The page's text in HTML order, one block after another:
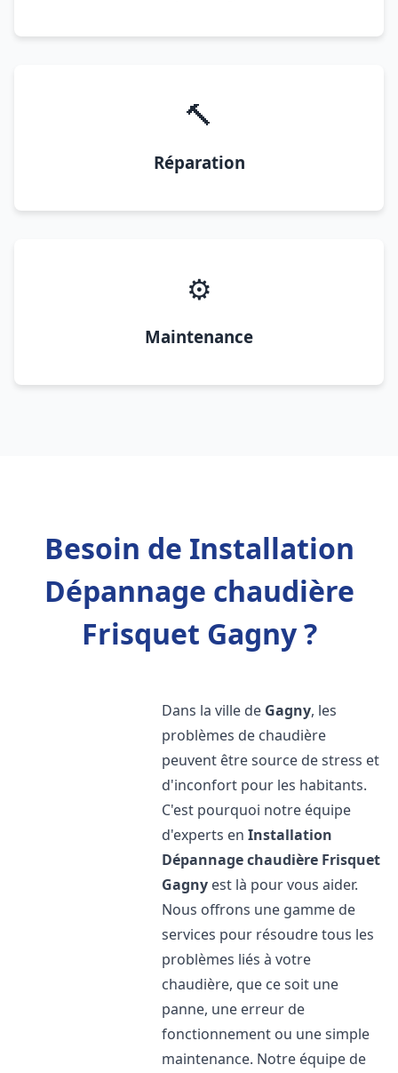
🔨
Réparation
⚙️
Maintenance
Besoin de Installation
Dépannage chaudière
Frisquet Gagny ?
Dans la ville de Gagny, les
problèmes de chaudière
peuvent être source de stress et
d'inconfort pour les habitants.
C'est pourquoi notre équipe
d'experts enInstallation
Dépannage chaudière Frisquet
Gagny est là pour vous aider.
Nous offrons une gamme de
services pour résoudre tous les
problèmes liés à votre
chaudière, que ce soit une
panne, une erreur de
fonctionnement ou une simple
maintenance. Notre équipe de